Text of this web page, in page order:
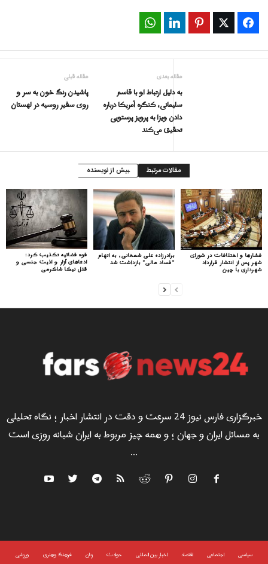
Facebook
Twitter
Pinterest
LinkedIn
مقاله قبلی
پاشیدن رنگ خون به سر و
روی سفیر روسیه در لهستان
مقاله بعدی
به دلیل ارتباط او با قاسم
سلیمانی، کنگره آمریکا درباره
دادن ویزا به پرویز پرستویی
تحقیق می‌کند
مقالات مرتبط بیش از نویسنده
قوه قضائیه تکذیب کرد:
ادعاهای آزار و اذیت جنسی و
قتل نیکا شاکرمی
برادرزاده علی شمخانی، به اتهام
“فساد مالی” بازداشت شد
فشارها و اختلافات در شورای
شهر پس از انتشار قرارداد
شهرداری با چین
خبرگزاری فارس نیوز 24 سرعت و دقت در انتشار اخبار ؛ نگاه تحلیلی
به مسائل ایران و جهان ؛ و همه چیز مربوط به ایران شبانه روزی است
...
سياسى اجتماعی اقتصاد اخبار بین المللی حوادث زنان فرهنگ وهنری ورزشی